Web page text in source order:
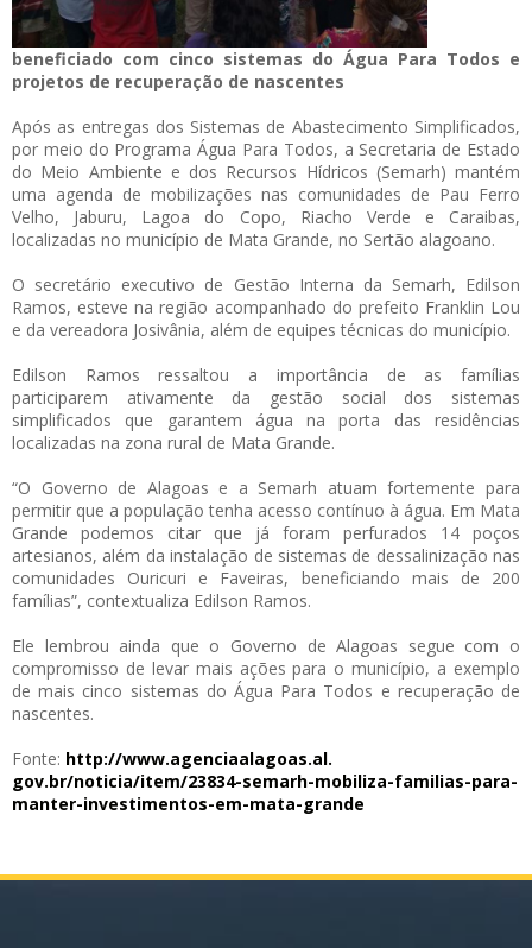
beneficiado com cinco sistemas do Água Para Todos e
projetos de recuperação de nascentes
Após as entregas dos Sistemas de Abastecimento Simplificados,
por meio do Programa Água Para Todos, a Secretaria de Estado
do Meio Ambiente e dos Recursos Hídricos (Semarh) mantém
uma agenda de mobilizações nas comunidades de Pau Ferro
Velho, Jaburu, Lagoa do Copo, Riacho Verde e Caraibas,
localizadas no município de Mata Grande, no Sertão alagoano.
O secretário executivo de Gestão Interna da Semarh, Edilson
Ramos, esteve na região acompanhado do prefeito Franklin Lou
e da vereadora Josivânia, além de equipes técnicas do município.
Edilson Ramos ressaltou a importância de as famílias
participarem ativamente da gestão social dos sistemas
simplificados que garantem água na porta das residências
localizadas na zona rural de Mata Grande.
“O Governo de Alagoas e a Semarh atuam fortemente para
permitir que a população tenha acesso contínuo à água. Em Mata
Grande podemos citar que já foram perfurados 14 poços
artesianos, além da instalação de sistemas de dessalinização nas
comunidades Ouricuri e Faveiras, beneficiando mais de 200
famílias”, contextualiza Edilson Ramos.
Ele lembrou ainda que o Governo de Alagoas segue com o
compromisso de levar mais ações para o município, a exemplo
de mais cinco sistemas do Água Para Todos e recuperação de
nascentes.
Fonte: http://www.agenciaalagoas.al.
gov.br/noticia/item/23834-semarh-mobiliza-familias-para-
manter-investimentos-em-mata-grande